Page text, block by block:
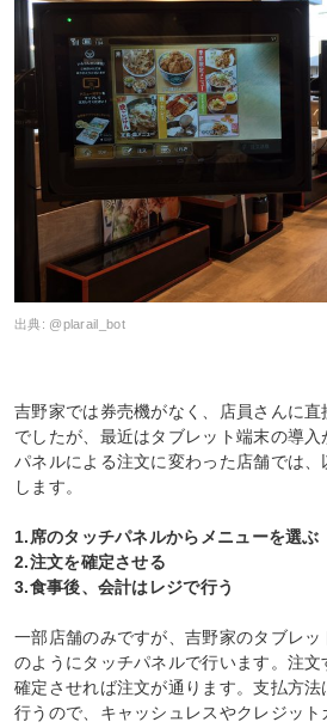
出典: @plarail_bot
吉野家では券売機がなく、店員さんに
でしたが、最近はタブレット端末の導
パネルによる注文に変わった店舗では
します。
1.席のタッチパネルからメニューを選ぶ
2.注文を確定させる
3.食事後、会計はレジで行う
一部店舗のみですが、吉野家のタブレ
のようにタッチパネルで行います。注文
確定させれば注文が通ります。支払方
行うので、キャッシュレスやクレジット